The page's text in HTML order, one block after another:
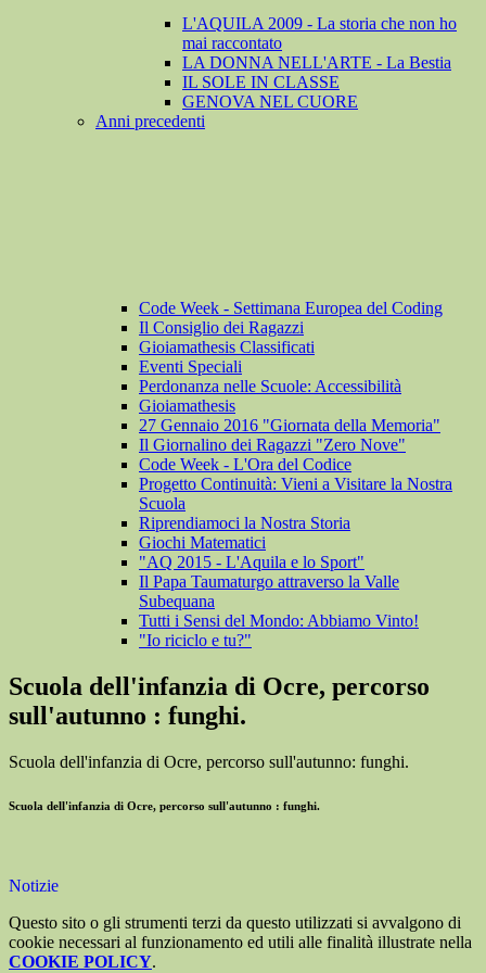
L'AQUILA 2009 - La storia che non ho
mai raccontato
LA DONNA NELL'ARTE - La Bestia
IL SOLE IN CLASSE
GENOVA NEL CUORE
Anni precedenti
Code Week - Settimana Europea del Coding
Il Consiglio dei Ragazzi
Gioiamathesis Classificati
Eventi Speciali
Perdonanza nelle Scuole: Accessibilità
Gioiamathesis
27 Gennaio 2016 "Giornata della Memoria"
Il Giornalino dei Ragazzi "Zero Nove"
Code Week - L'Ora del Codice
Progetto Continuità: Vieni a Visitare la Nostra
Scuola
Riprendiamoci la Nostra Storia
Giochi Matematici
"AQ 2015 - L'Aquila e lo Sport"
Il Papa Taumaturgo attraverso la Valle
Subequana
Tutti i Sensi del Mondo: Abbiamo Vinto!
"Io riciclo e tu?"
Scuola dell'infanzia di Ocre, percorso
sull'autunno : funghi.
Scuola dell'infanzia di Ocre, percorso sull'autunno: funghi.
Scuola dell'infanzia di Ocre, percorso sull'autunno : funghi.
Notizie
Questo sito o gli strumenti terzi da questo utilizzati si avvalgono di
cookie necessari al funzionamento ed utili alle finalità illustrate nella
COOKIE POLICY.